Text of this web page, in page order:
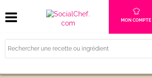
MON COMPTE